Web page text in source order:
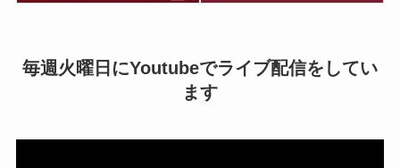
毎週火曜日にYoutubeでライブ配信をしてい
ます